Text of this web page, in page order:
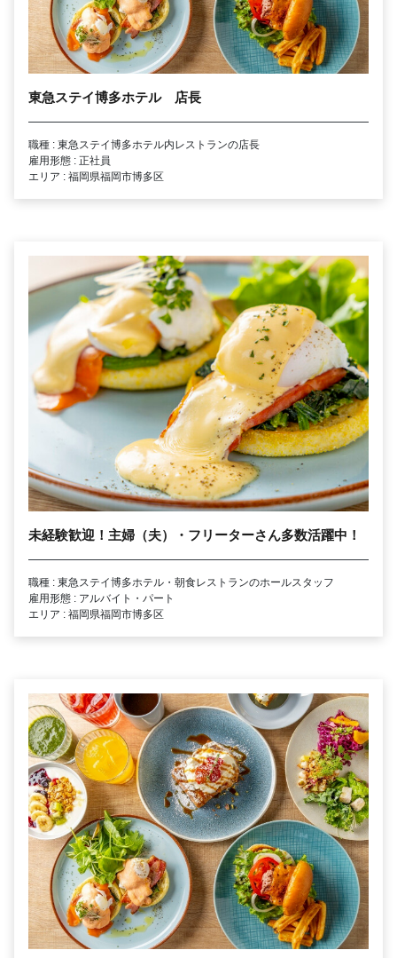
東急ステイ博多ホテル 店長
職種 : 東急ステイ博多ホテル内レストランの店長
雇用形態 : 正社員
エリア : 福岡県福岡市博多区
未経験歓迎！主婦（夫）・フリーターさん多数活躍中！
職種 : 東急ステイ博多ホテル・朝食レストランのホールスタッフ
雇用形態 : アルバイト・パート
エリア : 福岡県福岡市博多区